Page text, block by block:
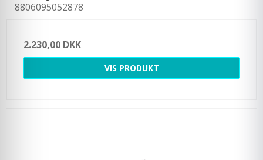
8806095052878
2.230,00 DKK
VIS PRODUKT